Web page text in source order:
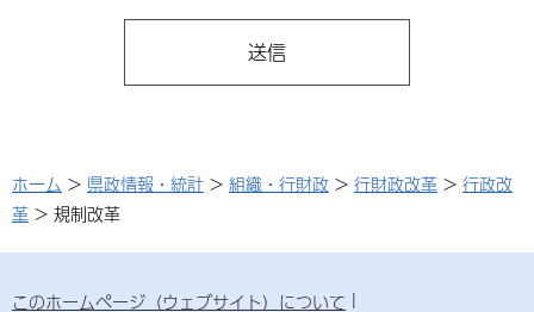
ホーム > 県政情報・統計 > 組織・行財政 > 行財政改革 > 行政改
革 > 規制改革
このホームページ（ウェブサイト）について